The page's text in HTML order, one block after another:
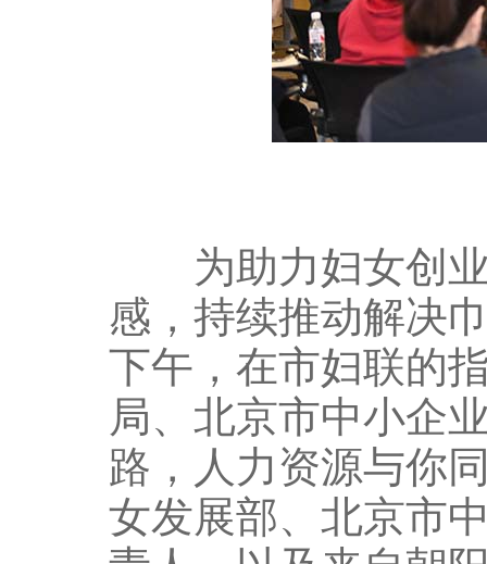
为助力妇女创业
感，持续推动解决
下午，在市妇联的
局、北京市中小企
路，人力资源与你
女发展部、北京市